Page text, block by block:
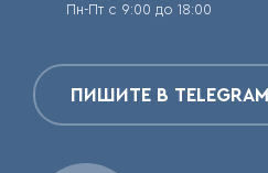
Пн-Пт с 9:00 до 18:00
ПИШИТЕ В TELEGRAM